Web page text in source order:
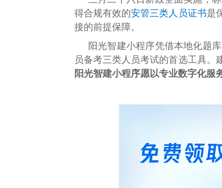
得合规有效的安管三类人员证书是
接的前提保障。
阳光智建小程序凭借本地化题
员备考三类人员考试的首选工具
阳光智建小程序愿以专业数字化服